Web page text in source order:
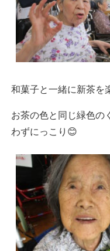
和菓子と一緒に新茶を
お茶の色と同じ緑色の
わずにっこり😊